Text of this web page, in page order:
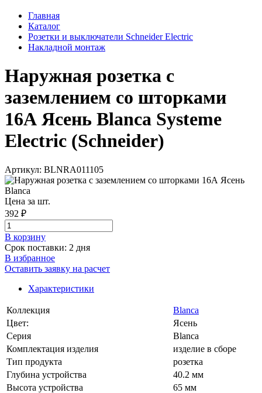
Главная
Каталог
Розетки и выключатели Schneider Electric
Накладной монтаж
Наружная розетка с
заземлением со шторками
16А Ясень Blanca Systeme
Electric (Schneider)
Артикул: BLNRA011105
Цена за шт.
392 ₽
В корзинy
Срок поставки: 2 дня
В избранное
Оставить заявку на расчет
Характеристики
Коллекция
Blanca
Цвет:
Ясень
Серия
Blanca
Комплектация изделия
изделие в сборе
Тип продукта
розетка
Глубина устройства
40.2 мм
Высота устройства
65 мм